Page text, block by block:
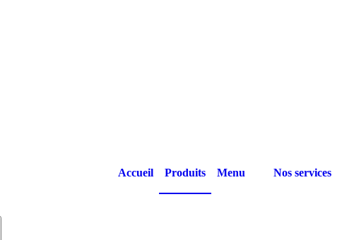
Accueil
Produits Menu Nos services